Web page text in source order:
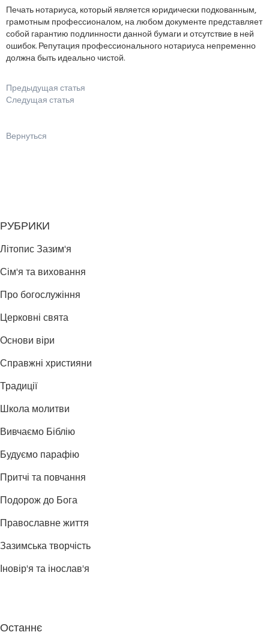
Печать нотариуса, который является юридически подкованным,
грамотным профессионалом, на любом документе представляет
собой гарантию подлинности данной бумаги и отсутствие в ней
ошибок. Репутация профессионального нотариуса непременно
должна быть идеально чистой.
Предыдущая статья
Следущая статья
Вернуться
РУБРИКИ
Літопис Зазим'я
Сім'я та виховання
Про богослужіння
Церковні свята
Основи віри
Справжні християни
Традиції
Школа молитви
Вивчаємо Біблію
Будуємо парафію
Притчі та повчання
Подорож до Бога
Православне життя
Зазимська творчість
Іновір'я та інослав'я
Останнє